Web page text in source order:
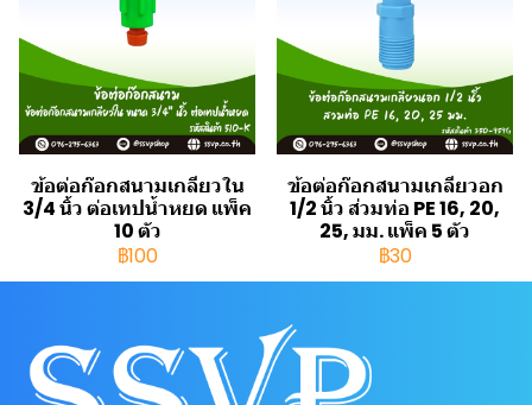
ข้อต่อก๊อกสนามเกลียวใน
3/4 นิ้ว ต่อเทปน้ำหยด แพ็ค
10 ตัว
฿100
ข้อต่อก๊อกสนามเกลียวอก
1/2 นิ้ว ส่วมท่อ PE 16, 20,
25, มม. แพ็ค 5 ตัว
฿30